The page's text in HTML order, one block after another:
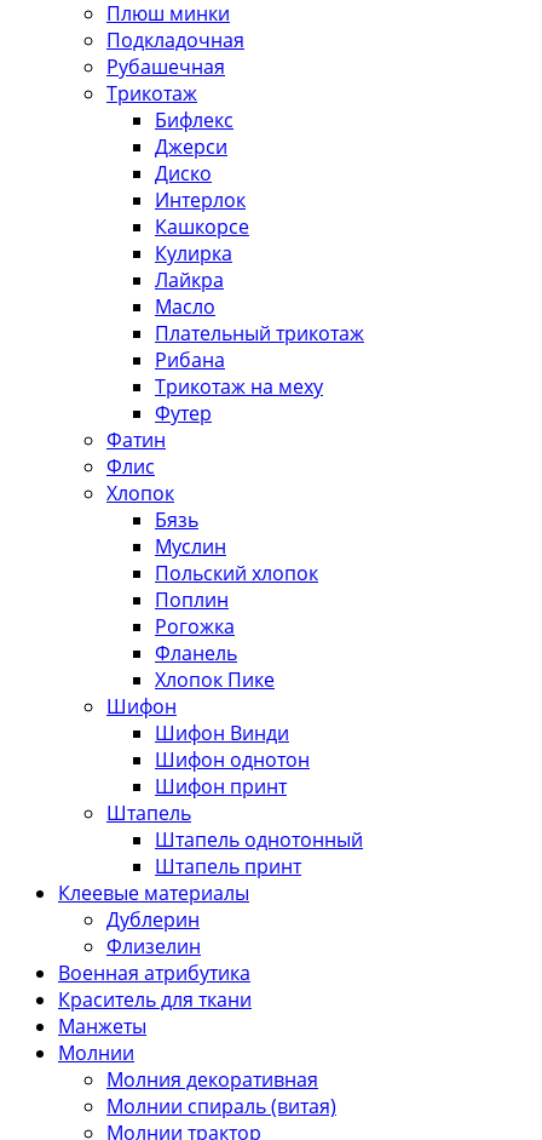
Плюш минки
Подкладочная
Рубашечная
Трикотаж
Бифлекс
Джерси
Диско
Интерлок
Кашкорсе
Кулирка
Лайкра
Масло
Плательный трикотаж
Рибана
Трикотаж на меху
Футер
Фатин
Флис
Хлопок
Бязь
Муслин
Польский хлопок
Поплин
Рогожка
Фланель
Хлопок Пике
Шифон
Шифон Винди
Шифон однотон
Шифон принт
Штапель
Штапель однотонный
Штапель принт
Клеевые материалы
Дублерин
Флизелин
Военная атрибутика
Краситель для ткани
Манжеты
Молнии
Молния декоративная
Молнии спираль (витая)
Молнии трактор